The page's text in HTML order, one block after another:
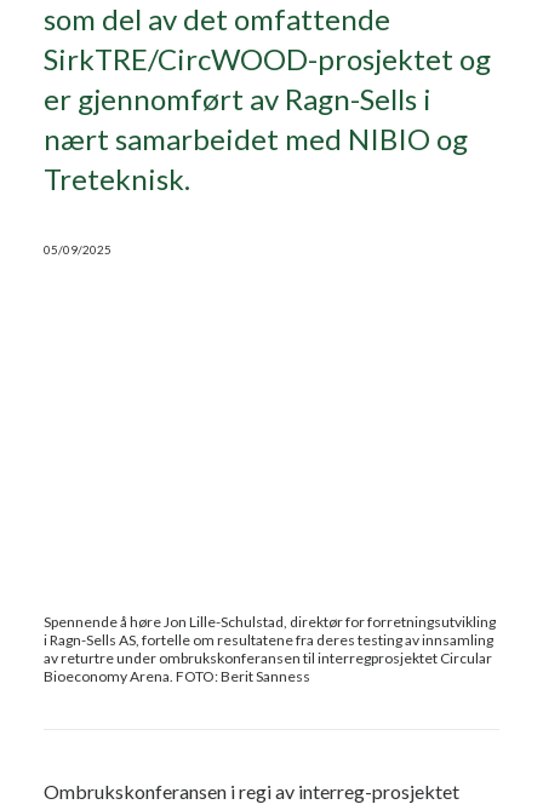
Search
som del av det omfattende
SirkTRE/CircWOOD-prosjektet og
er gjennomført av Ragn-Sells i
nært samarbeidet med NIBIO og
Treteknisk.
05/09/2025
Spennende å høre Jon Lille-Schulstad, direktør for forretningsutvikling
i Ragn-Sells AS, fortelle om resultatene fra deres testing av innsamling
av returtre under ombrukskonferansen til interregprosjektet Circular
Bioeconomy Arena. FOTO: Berit Sanness
Ombrukskonferansen i regi av interreg-prosjektet